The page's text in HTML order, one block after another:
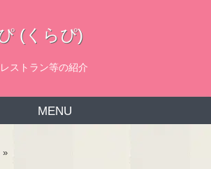
(くらぴ)
ストラン等の紹介
MENU
»